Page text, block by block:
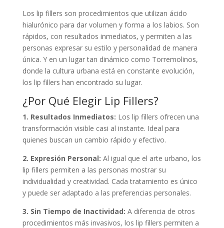
Los lip fillers son procedimientos que utilizan ácido
hialurónico para dar volumen y forma a los labios. Son
rápidos, con resultados inmediatos, y permiten a las
personas expresar su estilo y personalidad de manera
única. Y en un lugar tan dinámico como Torremolinos,
donde la cultura urbana está en constante evolución,
los lip fillers han encontrado su lugar.
¿Por Qué Elegir Lip Fillers?
1. Resultados Inmediatos: Los lip fillers ofrecen una
transformación visible casi al instante. Ideal para
quienes buscan un cambio rápido y efectivo.
2. Expresión Personal: Al igual que el arte urbano, los
lip fillers permiten a las personas mostrar su
individualidad y creatividad. Cada tratamiento es único
y puede ser adaptado a las preferencias personales.
3. Sin Tiempo de Inactividad: A diferencia de otros
procedimientos más invasivos, los lip fillers permiten a